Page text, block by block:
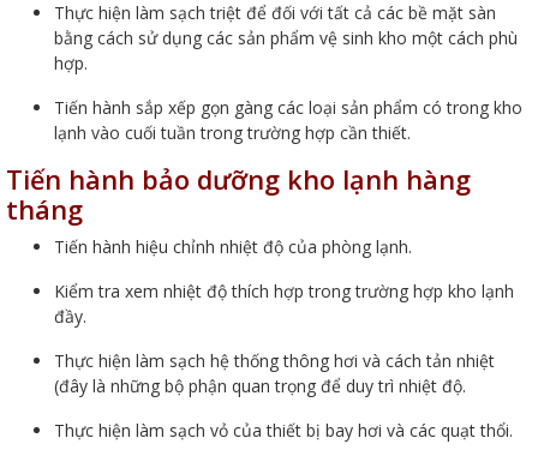
Thực hiện làm sạch triệt để đối với tất cả các bề mặt sàn
bằng cách sử dụng các sản phẩm vệ sinh kho một cách phù
hợp.
Tiến hành sắp xếp gọn gàng các loại sản phẩm có trong kho
lạnh vào cuối tuần trong trường hợp cần thiết.
Tiến hành bảo dưỡng kho lạnh hàng
tháng
Tiến hành hiệu chỉnh nhiệt độ của phòng lạnh.
Kiểm tra xem nhiệt độ thích hợp trong trường hợp kho lạnh
đầy.
Thực hiện làm sạch hệ thống thông hơi và cách tản nhiệt
(đây là những bộ phận quan trọng để duy trì nhiệt độ.
Thực hiện làm sạch vỏ của thiết bị bay hơi và các quạt thổi.